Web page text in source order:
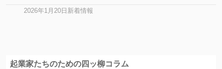
2026年1月20日新着情報
起業家たちのための四ッ柳コラム